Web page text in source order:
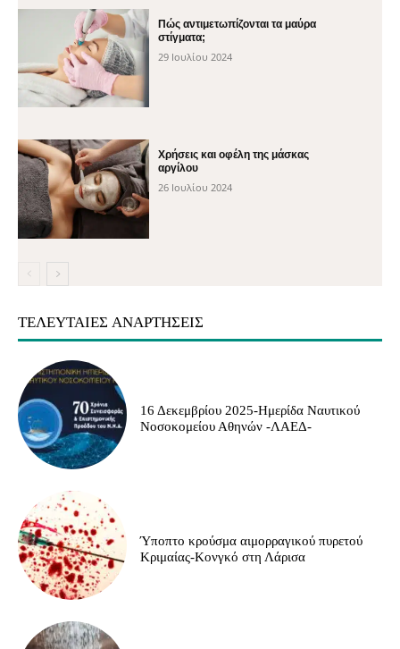
Πώς αντιμετωπίζονται τα μαύρα
στίγματα;
29 Ιουλίου 2024
Χρήσεις και οφέλη της μάσκας
αργίλου
26 Ιουλίου 2024
ΤΕΛΕΥΤΑΊΕΣ ΑΝΑΡΤΉΣΕΙΣ
16 Δεκεμβρίου 2025-Ημερίδα Ναυτικού
Νοσοκομείου Αθηνών -ΛΑΕΔ-
Ύποπτο κρούσμα αιμορραγικού πυρετού
Κριμαίας-Κονγκό στη Λάρισα